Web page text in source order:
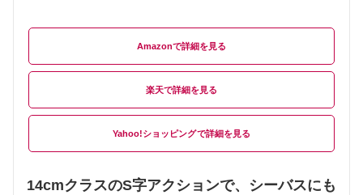
Amazon
楽天
Yahoo!ショッピング
14cmクラスのS字アクションで、シーバスにも